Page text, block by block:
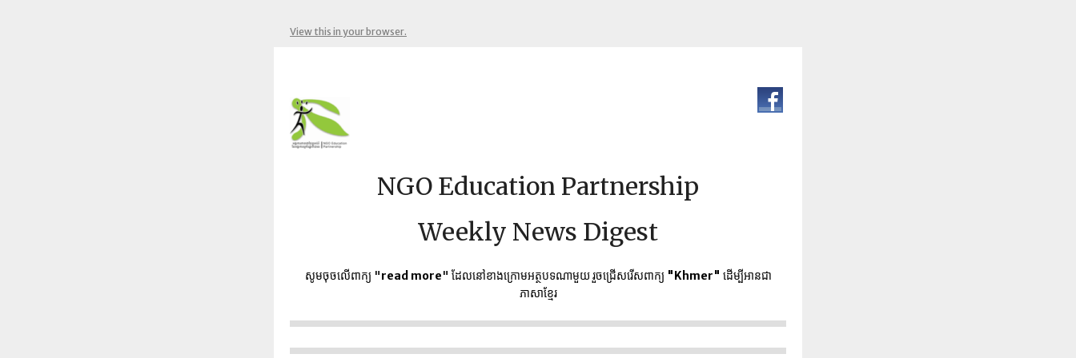
View this in your browser.
NGO Education Partnership
Weekly News Digest
សូមចុចលើពាក្យ "read more" ដែលនៅខាងក្រោមអត្ថបទណាមួយ​ រួចជ្រើសរើសពាក្យ "Khmer" ដើម្បីអានជា
ភាសាខ្មែរ